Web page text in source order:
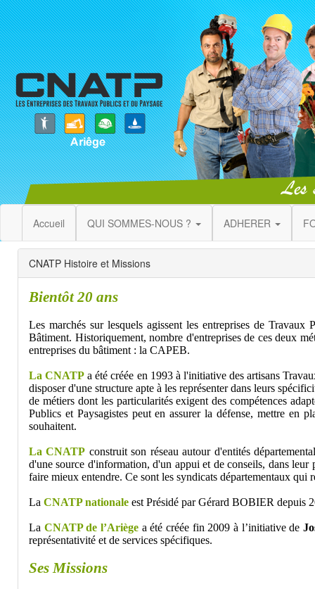
Accueil QUI SOMMES-NOUS ? ADHERER
CNATP Histoire et Missions
Bientôt 20 ans
Les marchés sur lesquels agissent les entreprises de
Bâtiment. Historiquement, nombre d'entreprises de ces deux
entreprises du bâtiment : la CAPEB.
La CNATP a été créée en 1993 à l'initiative des artisans
disposer d'une structure apte à les représenter dans leurs
de métiers dont les particularités exigent des compétences
Publics et Paysagistes peut en assurer la défense, mettre en
souhaitent.
La CNATP construit son réseau autour d'entités
d'une source d'information, d'un appui et de conseils, dans
faire mieux entendre. Ce sont les syndicats départementaux qui
La CNATP nationale est Présidé par Gérard BOBIER depuis
La CNATP de l’Ariège a été créée fin 2009 à l’initiative de
représentativité et de services spécifiques.
Ses Missions